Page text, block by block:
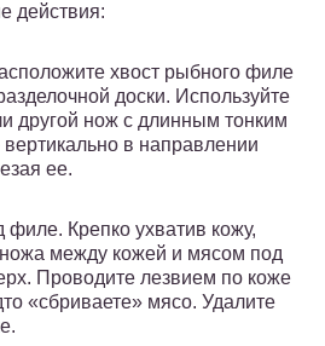
действия:
хвост рыбного филе
доски. Используйте
другой нож с длинным тонким
в направлении
ее.
Крепко ухватив кожу,
между кожей и мясом под
Проводите лезвием по коже
«сбриваете» мясо. Удалите